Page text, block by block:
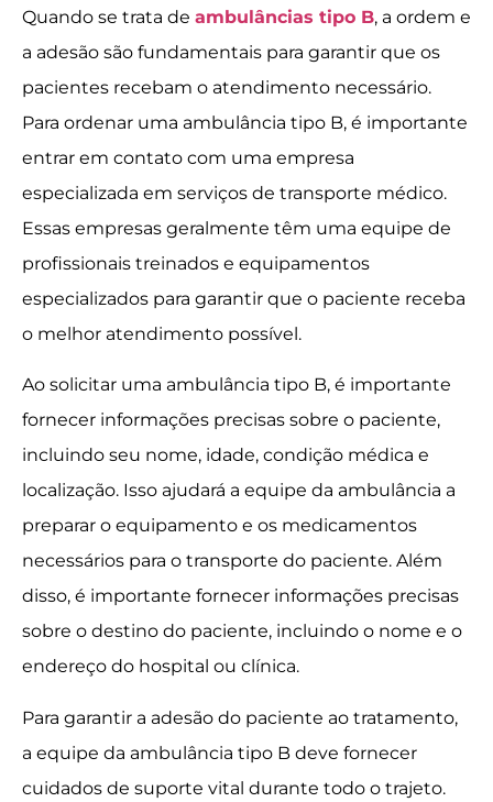
Quando se trata de ambulâncias tipo B, a ordem e
a adesão são fundamentais para garantir que os
pacientes recebam o atendimento necessário.
Para ordenar uma ambulância tipo B, é importante
entrar em contato com uma empresa
especializada em serviços de transporte médico.
Essas empresas geralmente têm uma equipe de
profissionais treinados e equipamentos
especializados para garantir que o paciente receba
o melhor atendimento possível.
Ao solicitar uma ambulância tipo B, é importante
fornecer informações precisas sobre o paciente,
incluindo seu nome, idade, condição médica e
localização. Isso ajudará a equipe da ambulância a
preparar o equipamento e os medicamentos
necessários para o transporte do paciente. Além
disso, é importante fornecer informações precisas
sobre o destino do paciente, incluindo o nome e o
endereço do hospital ou clínica.
Para garantir a adesão do paciente ao tratamento,
a equipe da ambulância tipo B deve fornecer
cuidados de suporte vital durante todo o trajeto.